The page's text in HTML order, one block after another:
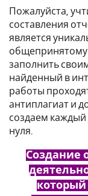
Пожалуйста,
составления
является
заполнить
найденный в
работы
антиплагиат и
создаем каждый
нуля.
Создание
который